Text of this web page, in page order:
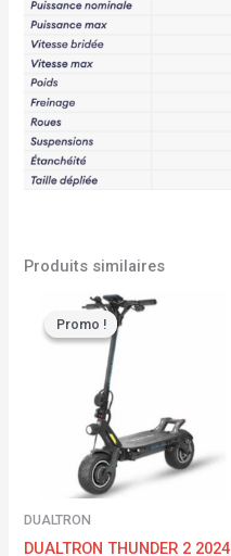
Produits similaires
Promo !
Promo !
DUALTRON
DUALTRON THUNDER 2 2024
Le
prix
initial
était :
3290,00 €.
Le